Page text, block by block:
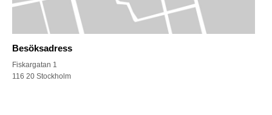
Besöksadress
Fiskargatan 1
116 20 Stockholm